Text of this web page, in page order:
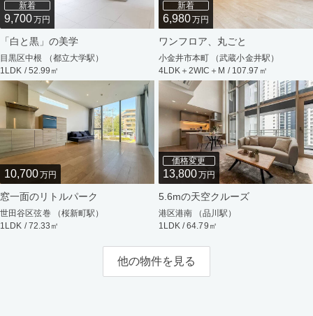
新着
9,700万円
「白と黒」の美学
目黒区中根 （都立大学駅）
1LDK / 52.99㎡
新着
6,980万円
ワンフロア、丸ごと
小金井市本町 （武蔵小金井駅）
4LDK＋2WIC＋M / 107.97㎡
10,700万円
窓一面のリトルパーク
世田谷区弦巻 （桜新町駅）
1LDK / 72.33㎡
価格変更
13,800万円
5.6mの天空クルーズ
港区港南 （品川駅）
1LDK / 64.79㎡
他の物件を見る